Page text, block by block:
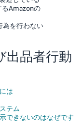
るAmazonの
為を行わない
出品者行動
は
テム
できないのはなぜです